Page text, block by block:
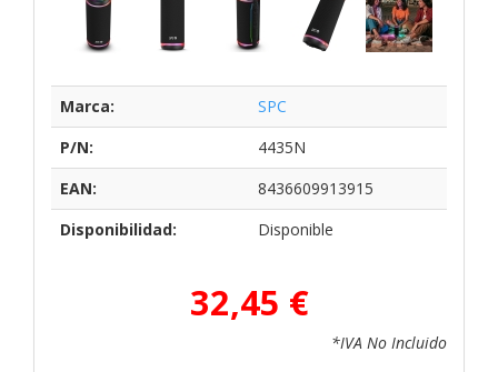
Marca:
SPC
P/N:
4435N
EAN:
8436609913915
Disponibilidad:
Disponible
32,45 €
*IVA No Incluido